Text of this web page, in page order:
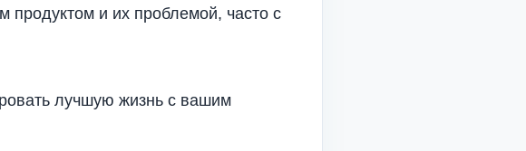
и их проблемой, часто с
лучшую жизнь с вашим